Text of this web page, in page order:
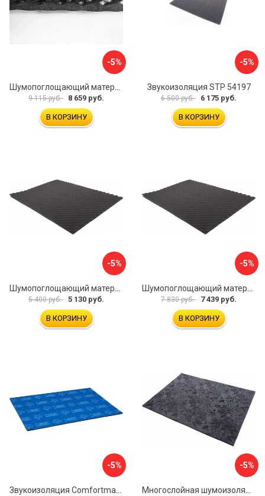
-5%
9 115 руб. 8 659 руб.
В КОРЗИНУ
-5%
Звукоизоляция STP 54197
6 500 руб. 6 175 руб.
В КОРЗИНУ
-5%
Шумопоглощающий материал Dreamcar Wave 15 WD-15M-S075100P1046
5 400 руб. 5 130 руб.
В КОРЗИНУ
-5%
Шумопоглощающий материал Dreamcar Wave 15 WD-15M-S075100P1047
7 830 руб. 7 439 руб.
В КОРЗИНУ
-5% -5%